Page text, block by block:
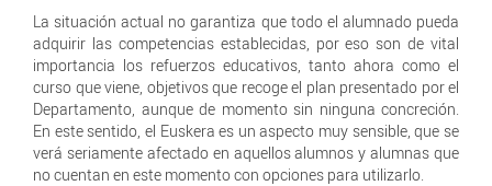
La situación actual no garantiza que todo el alumnado pueda
adquirir las competencias establecidas, por eso son de vital
importancia los refuerzos educativos, tanto ahora como el
curso que viene, objetivos que recoge el plan presentado por el
Departamento, aunque de momento sin ninguna concreción.
En este sentido, el Euskera es un aspecto muy sensible, que se
verá seriamente afectado en aquellos alumnos y alumnas que
no cuentan en este momento con opciones para utilizarlo.